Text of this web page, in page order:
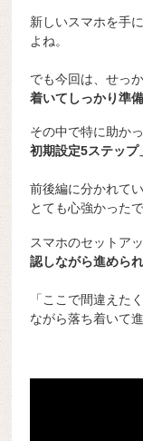
新しいスマホを手
よね。
でも今回は、せっ
着いてしっかり準
その中で特に助かっ
初期設定5ステップ
前後編に分かれて
とても心強かったで
スマホのセットア
認しながら進めら
「ここで間違えた
ながら落ち着いて